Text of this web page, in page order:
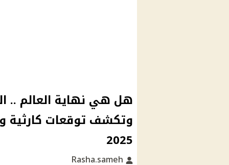
هل هي نهاية العالم ..
وتكشف توقعات كارثية
2025